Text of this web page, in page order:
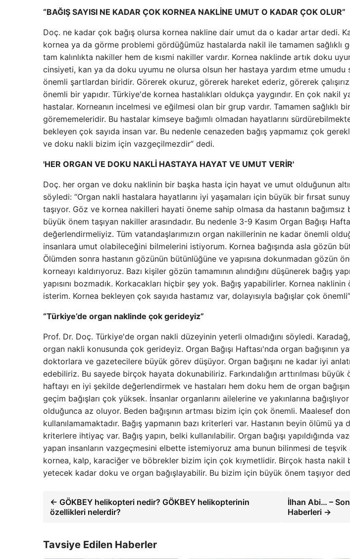
“BAĞIŞ SAYISI NE KADAR ÇOK KORNEA NAKLİNE UMUT O KADAR ÇOK OLUR”
Doç. ne kadar çok bağış olursa kornea nakline dair umut da o kadar artar dedi.
kornea ya da görme problemi gördüğümüz hastalarda nakil ile tamamen sağlıklı
tam kalınlıkta nakiller hem de kısmi nakiller vardır. Kornea naklinde artık doku
cinsiyeti, kan ya da doku uyumu ne olursa olsun her hastaya yardım etme umudu
önemli şartlardan biridir. Görerek okuruz, görerek hareket ederiz, görerek
önemli bir yapıdır. Türkiye'de kornea hastalıkları oldukça yaygındır. En çok nakil
hastalar. Korneanın incelmesi ve eğilmesi olan bir grup vardır. Tamamen sağlıklı
görememeleridir. Bu hastalar kimseye bağımlı olmadan hayatlarını
bekleyen çok sayıda insan var. Bu nedenle cenazeden bağış yapmamız çok
ve doku nakli bizim için vazgeçilmezdir” dedi.
'HER ORGAN VE DOKU NAKLİ HASTAYA HAYAT VE UMUT VERİR'
Doç. her organ ve doku naklinin bir başka hasta için hayat ve umut olduğunun
söyledi: “Organ nakli hastalara hayatlarını iyi yaşamaları için büyük bir fırsat
taşıyor. Göz ve kornea nakilleri hayati öneme sahip olmasa da hastanın bağımsız
büyük önem taşıyan nakiller arasındadır. Bu nedenle 3-9 Kasım Organ Bağışı
değerlendirmeliyiz. Tüm vatandaşlarımızın organ nakillerinin ne kadar önemli
insanlara umut olabileceğini bilmelerini istiyorum. Kornea bağışında asla gözün
Ölümden sonra hastanın gözünün bütünlüğüne ve yapısına dokunmadan gözün
korneayı kaldırıyoruz. Bazı kişiler gözün tamamının alındığını düşünerek bağış
yapısını bozmadık. Korkacakları hiçbir şey yok. Bağış yapabilirler. Kornea
isterim. Kornea bekleyen çok sayıda hastamız var, dolayısıyla bağışlar çok
“Türkiye’de organ naklinde çok gerideyiz”
Prof. Dr. Doç. Türkiye'de organ nakli düzeyinin yeterli olmadığını söyledi.
organ nakli konusunda çok gerideyiz. Organ Bağışı Haftası'nda organ bağışının
doktorlara ve gazetecilere büyük görev düşüyor. Organ bağışını ne kadar iyi
edebiliriz. Bu sayede birçok hayata dokunabiliriz. Farkındalığın arttırılması büyük
haftayı en iyi şekilde değerlendirmek ve hastaları hem doku hem de organ
geçim bağışları çok yüksek. İnsanlar organlarını ailelerine ve yakınlarına
olduğunca az oluyor. Beden bağışının artması bizim için çok önemli. Maalesef
kullanılamamaktadır. Bağış yapmanın bazı kriterleri var. Hastanın beyin ölümü
kriterlere ihtiyaç var. Bağış yapın, belki kullanılabilir. Organ bağışı yapıldığında
yapan insanların vazgeçmesini elbette istemiyoruz ama bunun bilinmesi de teşvik
kornea, kalp, karaciğer ve böbrekler bizim için çok kıymetlidir. Birçok hasta nakil
yetecek kadar doku ve organ bağışlayabilir. Bu bizim için büyük önem taşıyor
← GÖKBEY helikopteri nedir? GÖKBEY helikopterinin
özellikleri nelerdir?
İlhan Abi… –
Haberleri →
Tavsiye Edilen Haberler